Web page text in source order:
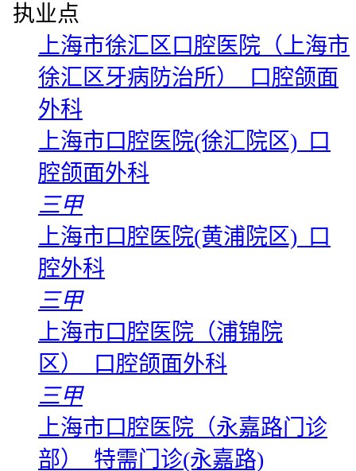
执业点
上海市徐汇区口腔医院（上海市
徐汇区牙病防治所） 口腔颌面
外科
上海市口腔医院(徐汇院区) 口
腔颌面外科
三甲
上海市口腔医院(黄浦院区) 口
腔外科
三甲
上海市口腔医院（浦锦院
区） 口腔颌面外科
三甲
上海市口腔医院（永嘉路门诊
部） 特需门诊(永嘉路)